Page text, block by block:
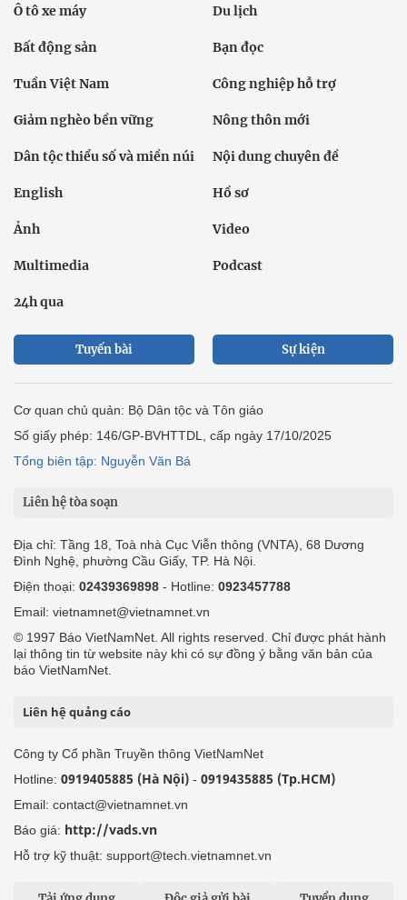
Ô tô xe máy Du lịch
Bất động sản Bạn đọc
Tuần Việt Nam Công nghiệp hỗ trợ
Giảm nghèo bền vững Nông thôn mới
Dân tộc thiểu số và miền núi Nội dung chuyên đề
English Hồ sơ
Ảnh Video
Multimedia Podcast
24h qua
Tuyến bài Sự kiện
Cơ quan chủ quản: Bộ Dân tộc và Tôn giáo
Số giấy phép: 146/GP-BVHTTDL, cấp ngày 17/10/2025
Tổng biên tập: Nguyễn Văn Bá
Liên hệ tòa soạn
Địa chỉ: Tầng 18, Toà nhà Cục Viễn thông (VNTA), 68 Dương
Đình Nghệ, phường Cầu Giấy, TP. Hà Nội.
Điện thoại: 02439369898 - Hotline: 0923457788
Email: vietnamnet@vietnamnet.vn
© 1997 Báo VietNamNet. All rights reserved. Chỉ được phát hành
lại thông tin từ website này khi có sự đồng ý bằng văn bản của
báo VietNamNet.
Liên hệ quảng cáo
Công ty Cổ phần Truyền thông VietNamNet
Hotline: 0919405885 (Hà Nội) - 0919435885 (Tp.HCM)
Email: contact@vietnamnet.vn
Báo giá: http://vads.vn
Hỗ trợ kỹ thuật: support@tech.vietnamnet.vn